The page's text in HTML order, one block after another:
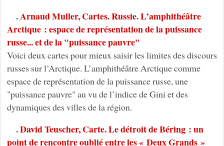
.Arnaud Muller, Cartes. Russie. L’amphithéâtre
Arctique : espace de représentation de la puissance
russe... et de la "puissance pauvre"
Voici deux cartes pour mieux saisir les limites des discours
russes sur l’Arctique. L’amphithéâtre Arctique comme
espace de représentation de la puissance russe, une
"puissance pauvre" au vu de l’indice de Gini et des
dynamiques des villes de la région.
.David Teuscher, Carte. Le détroit de Béring : un
point de rencontre oublié entre les « Deux Grands »